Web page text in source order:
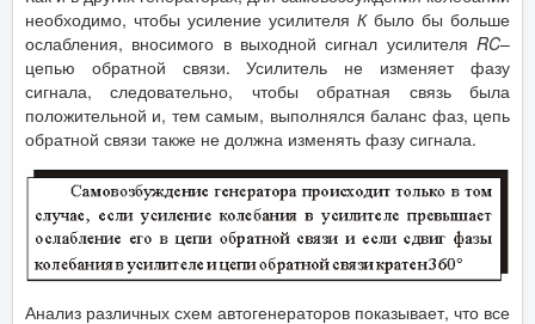
необходимо, чтобы усиление усилителя Кбыло бы больше
ослабления, вносимого в выходной сигнал усилителя RC–
цепью обратной связи. Усилитель не изменяет фазу
сигнала, следовательно, чтобы обратная связь была
положительной и, тем самым, выполнялся баланс фаз, цепь
обратной связи также не должна изменять фазу сигнала.
Анализ различных схем автогенераторов показывает, что все